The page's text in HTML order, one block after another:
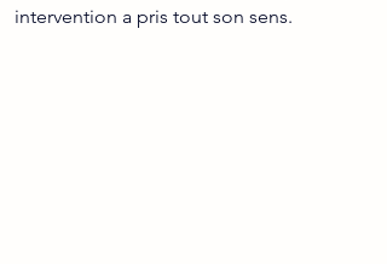
intervention a pris tout son sens.